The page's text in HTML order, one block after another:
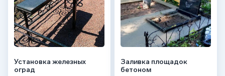
Установка железных
оград
Заливка площадок
бетоном